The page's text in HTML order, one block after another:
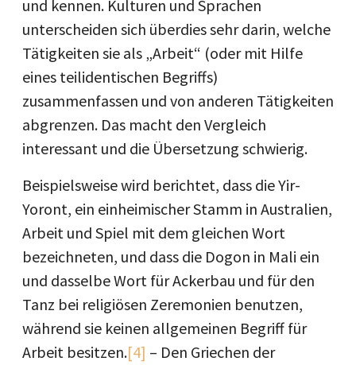
und kennen. Kulturen und Sprachen
unterscheiden sich überdies sehr darin, welche
Tätigkeiten sie als „Arbeit“ (oder mit Hilfe
eines teilidentischen Begriffs)
zusammenfassen und von anderen Tätigkeiten
abgrenzen. Das macht den Vergleich
interessant und die Übersetzung schwierig.
Beispielsweise wird berichtet, dass die Yir-
Yoront, ein einheimischer Stamm in Australien,
Arbeit und Spiel mit dem gleichen Wort
bezeichneten, und dass die Dogon in Mali ein
und dasselbe Wort für Ackerbau und für den
Tanz bei religiösen Zeremonien benutzen,
während sie keinen allgemeinen Begriff für
Arbeit besitzen.[4] – Den Griechen der